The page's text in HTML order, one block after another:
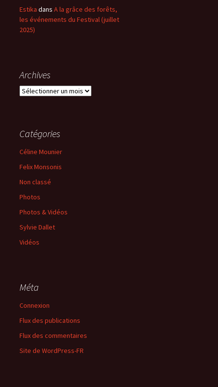
Estika dans A la grâce des forêts,
les événements du Festival (juillet
2025)
Archives
Archives
Catégories
Céline Mounier
Felix Monsonis
Non classé
Photos
Photos & Vidéos
Sylvie Dallet
Vidéos
Méta
Connexion
Flux des publications
Flux des commentaires
Site de WordPress-FR